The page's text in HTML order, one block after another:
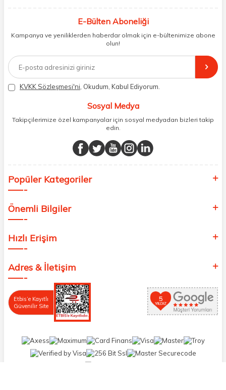
paketliyoruz. Herhangi bir durumdan dolayı olumsuz olarak geri
müşteri temsilcilerimiz aracılığı ile gerekli tüm desteği sağlıyoruz.
2017 yılından bugüne, yüzlerce marka ve binlerce ürün seçeneğini
doğrudan markalardan ya da markaların yetkili Türkiye
distribütörlerinden faturalı olarak tedarik ediyor ve müşterilerimize
aynı şekilde faturalı ve orijinal ambalajlarda gönderim sağlıyoruz.
Paketleme sürecinde geri dönüştürülebilir malzemeler kullanarak
atık oranımızı en aza indiriyor ve daha yaşanabilir bir dünya
E-Bülten Aboneliği
Kampanya ve yeniliklerden haberdar olmak için e-bültenimize abone
olun!
KVKK Sözleşmesi'ni , Okudum, Kabul Ediyorum.
Sosyal Medya
Takipçilerimize özel kampanyalar için sosyal medyadan bizleri takip
edin.
Popüler Kategoriler
Önemli Bilgiler
Hızlı Erişim
Adres & İletişim
Etbis’e Kayıtlı
Güvenilir Site